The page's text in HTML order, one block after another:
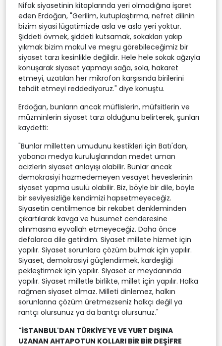
Nifak siyasetinin kitaplarında yeri olmadığına işaret
eden Erdoğan, "Gerilim, kutuplaştırma, nefret dilinin
bizim siyasi lügatimizde asla ve asla yeri yoktur.
Şiddeti övmek, şiddeti kutsamak, sokakları yakıp
yıkmak bizim makul ve meşru görebileceğimiz bir
siyaset tarzı kesinlikle değildir. Hele hele sokak ağzıyla
konuşarak siyaset yapmayı sağa, sola, hakaret
etmeyi, uzatılan her mikrofon karşısında birilerini
tehdit etmeyi reddediyoruz." diye konuştu.
Erdoğan, bunların ancak müflislerin, müfsitlerin ve
müzminlerin siyaset tarzı olduğunu belirterek, şunları
kaydetti:
"Bunlar milletten umudunu kestikleri için Batı'dan,
yabancı medya kuruluşlarından medet uman
acizlerin siyaset anlayışı olabilir. Bunlar ancak
demokrasiyi hazmedemeyen vesayet heveslerinin
siyaset yapma usulü olabilir. Biz, böyle bir dile, böyle
bir seviyesizliğe kendimizi hapsetmeyeceğiz.
Siyasetin centilmence bir rekabet denkleminden
çıkartılarak kavga ve husumet cenderesine
alınmasına eyvallah etmeyeceğiz. Daha önce
defalarca dile getirdim. Siyaset millete hizmet için
yapılır. Siyaset sorunlara çözüm bulmak için yapılır.
Siyaset, demokrasiyi güçlendirmek, kardeşliği
pekleştirmek için yapılır. Siyaset er meydanında
yapılır. Siyaset milletle birlikte, millet için yapılır. Halka
rağmen siyaset olmaz. Milleti dinlemez, halkın
sorunlarına çözüm üretmezseniz halkçı değil ya
rantçı olursunuz ya da bantçı olursunuz."
"İSTANBUL'DAN TÜRKİYE'YE VE YURT DIŞINA
UZANAN AHTAPOTUN KOLLARI BİR BİR DEŞİFRE